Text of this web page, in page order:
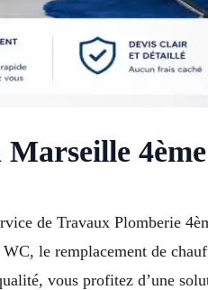
de Travaux Plomberie
le remplacement de
vous profitez d’une